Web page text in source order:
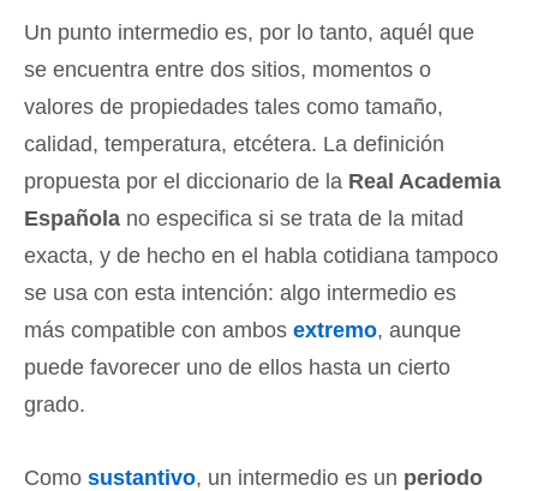
Un punto intermedio es, por lo tanto, aquél que
se encuentra entre dos sitios, momentos o
valores de propiedades tales como tamaño,
calidad, temperatura, etcétera. La definición
propuesta por el diccionario de la Real Academia
Española no especifica si se trata de la mitad
exacta, y de hecho en el habla cotidiana tampoco
se usa con esta intención: algo intermedio es
más compatible con ambos extremo, aunque
puede favorecer uno de ellos hasta un cierto
grado.
Como sustantivo, un intermedio es un periodo